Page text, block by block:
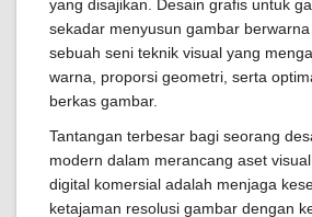
yang disajikan. Desain grafis untuk
sekadar menyusun gambar
sebuah seni teknik visual yang
warna, proporsi geometri, serta
berkas gambar.
Tantangan terbesar bagi seorang
modern dalam merancang aset
digital komersial adalah menjaga
ketajaman resolusi gambar dengan